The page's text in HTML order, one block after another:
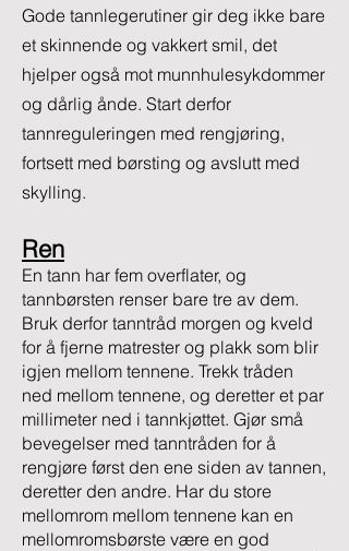
Gode tannlegerutiner gir deg ikke bare
et skinnende og vakkert smil, det
hjelper også mot munnhulesykdommer
og dårlig ånde. Start derfor
tannreguleringen med rengjøring,
fortsett med børsting og avslutt med
skylling.
Ren
En tann har fem overflater, og
tannbørsten renser bare tre av dem.
Bruk derfor tanntråd morgen og kveld
for å fjerne matrester og plakk som blir
igjen mellom tennene. Trekk tråden
ned mellom tennene, og deretter et par
millimeter ned i tannkjøttet. Gjør små
bevegelser med tanntråden for å
rengjøre først den ene siden av tannen,
deretter den andre. Har du store
mellomrom mellom tennene kan en
mellomromsbørste være en god